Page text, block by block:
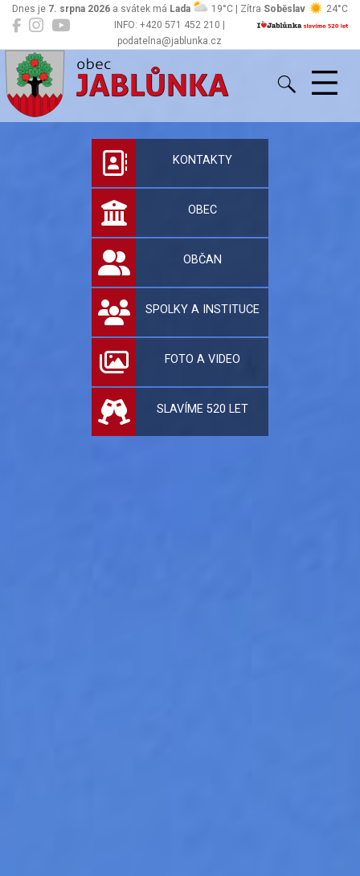
INFO: +420 571 452 210 |
podatelna@jablunka.cz
Dnes je 7. srpna 2026 a svátek má Lada 19°C | Zítra Soběslav 24°C
Jablůnka
Oficiální stránky
KONTAKTY
OBEC
OBČAN
SPOLKY A INSTITUCE
FOTO A VIDEO
SLAVÍME 520 LET